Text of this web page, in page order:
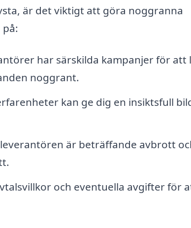
är det viktigt att göra noggranna
har särskilda kampanjer för att
noggrant.
kan ge dig en insiktsfull
är beträffande avbrott
och eventuella avgifter för